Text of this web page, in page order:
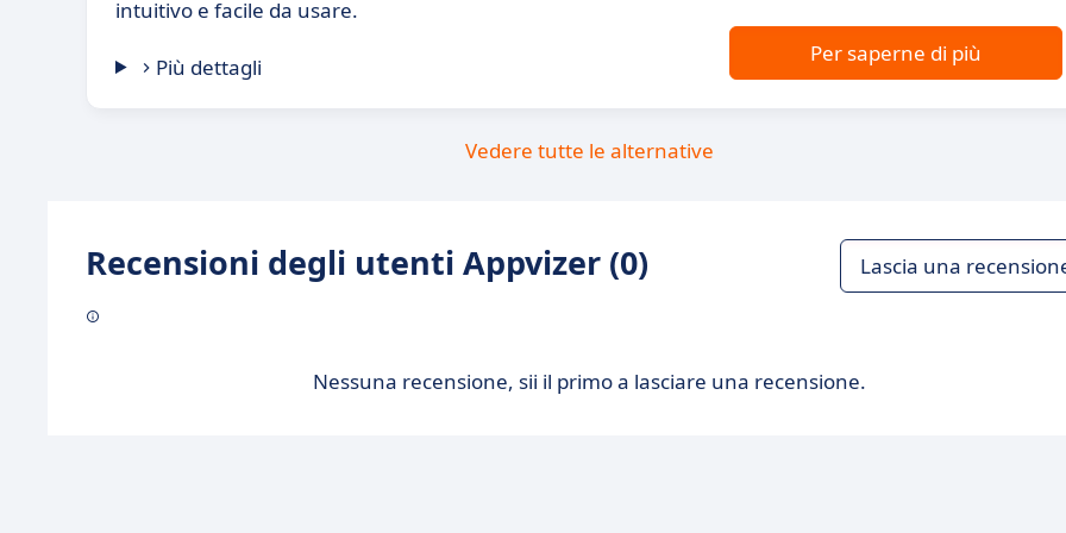
intuitivo e facile da usare.
Più dettagli
Per saperne di più
Vedere tutte le alternative
Recensioni degli utenti Appvizer (0) Lascia una
Nessuna recensione, sii il primo a lasciare una recensione.